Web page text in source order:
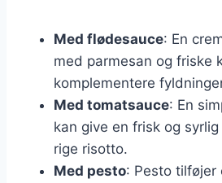
Med flødesauce: En
med parmesan og friske
komplementere
Med tomatsauce: En
kan give en frisk og
rige risotto.
Med pesto: Pesto tilføjer